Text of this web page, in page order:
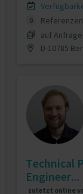
0
Referenzen
auf Anfrage
D-10785
Technical
Engineer...
zuletzt online